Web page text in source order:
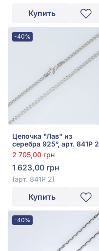
Купить
-40%
Цепочка "Лав" из
серебра 925°, арт. 841Р 2
2 705,00 грн
1 623,00 грн
(арт. 841Р 2)
Купить
-40%